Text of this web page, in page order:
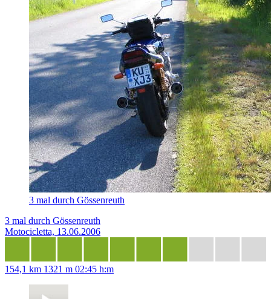
3 mal durch Gössenreuth
3 mal durch Gössenreuth
Motocicletta, 13.06.2006
154,1 km 1321 m 02:45 h:m